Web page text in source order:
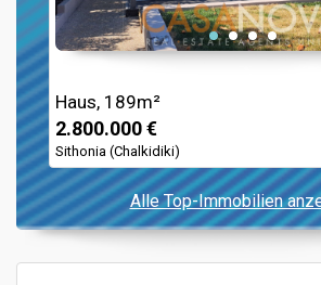
Haus, 189m²
2.800.000 €
Sithonia (Chalkidiki)
Alle Top-Immobilien